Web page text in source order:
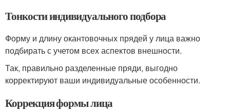
Тонкости индивидуального подбора
Форму и длину окантовочных прядей у лица важно
подбирать с учетом всех аспектов внешности.
Так, правильно разделенные пряди, выгодно
корректируют ваши индивидуальные особенности.
Коррекция формы лица